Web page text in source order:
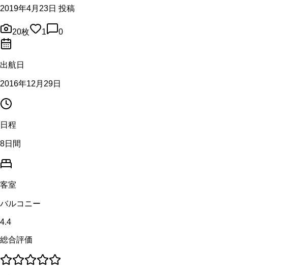
2019年4月23日 投稿
20枚 1 0
出航日
2016年12月29日
日程
8日間
客室
バルコニー
4.4
総合評価